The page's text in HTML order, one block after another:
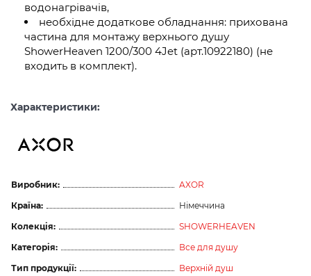
водонагрівачів,
необхідне додаткове обладнання: прихована
частина для монтажу верхнього душу
ShowerHeaven 1200/300 4Jet (арт.10922180) (не
входить в комплект).
Характеристики:
Виробник:
AXOR
Країна:
Німеччина
Колекція:
SHOWERHEAVEN
Категорія:
Все для душу
Тип продукції:
Верхній душ